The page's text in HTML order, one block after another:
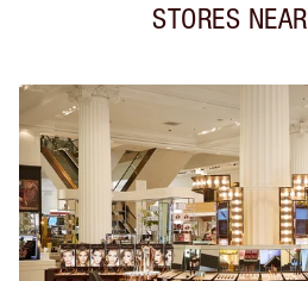
STORES NEAR